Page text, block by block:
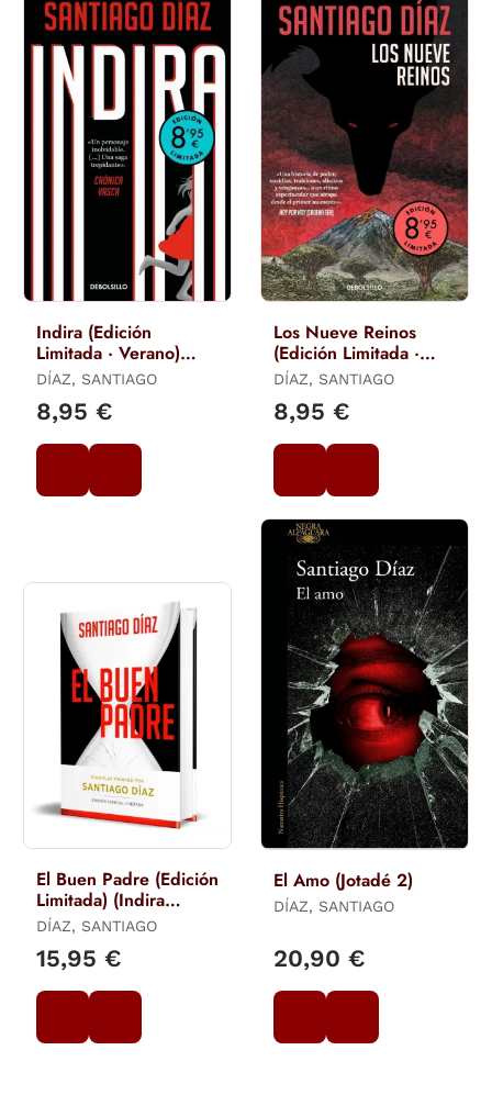
Indira (Edición
Limitada · Verano)
(Indira Ramos 3)
DÍAZ, SANTIAGO
8,95 €
Los Nueve Reinos
(Edición Limitada ·
Verano)
DÍAZ, SANTIAGO
8,95 €
El Buen Padre (Edición
Limitada) (Indira
Ramos 1)
DÍAZ, SANTIAGO
15,95 €
El Amo (Jotadé 2)
DÍAZ, SANTIAGO
20,90 €